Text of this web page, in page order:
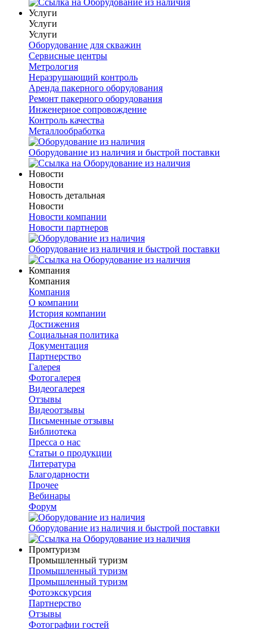
Услуги
Услуги
Услуги
Оборудование для скважин
Сервисные центры
Метрология
Неразрушающий контроль
Аренда пакерного оборудования
Ремонт пакерного оборудования
Инженерное сопровождение
Контроль качества
Металлообработка
Оборудование из наличия и быстрой поставки
Новости
Новости
Новость детальная
Новости
Новости компании
Новости партнеров
Оборудование из наличия и быстрой поставки
Компания
Компания
Компания
О компании
История компании
Достижения
Социальная политика
Документация
Партнерство
Галерея
Фотогалерея
Видеогалерея
Отзывы
Видеоотзывы
Письменные отзывы
Библиотека
Пресса о нас
Статьи о продукции
Литература
Благодарности
Прочее
Вебинары
Форум
Оборудование из наличия и быстрой поставки
Промтуризм
Промышленный туризм
Промышленный туризм
Промышленный туризм
Фотоэкскурсия
Партнерство
Отзывы
Фотографии гостей